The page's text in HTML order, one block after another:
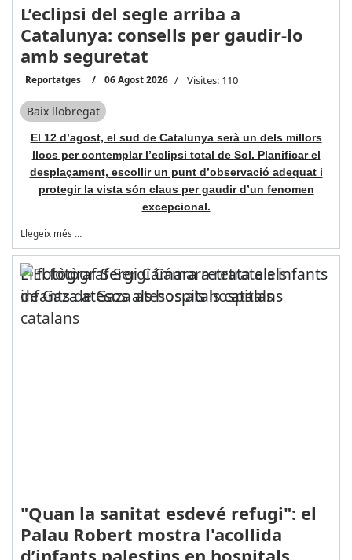
L’eclipsi del segle arriba a
Catalunya: consells per gaudir-lo
amb seguretat
Reportatges 06 Agost 2026 Visites: 110
Baix llobregat
El 12 d’agost, el sud de Catalunya serà un dels millors
llocs per contemplar l’eclipsi total de Sol. Planificar el
desplaçament, escollir un punt d’observació adequat i
protegir la vista són claus per gaudir d’un fenomen
excepcional.
Llegeix més …
El fotògraf Sergi Cámara retrata els infants
de Gaza atesos als hospitals catalans
"Quan la sanitat esdevé refugi": el
Palau Robert mostra l'acollida
d’infants palestins en hospitals